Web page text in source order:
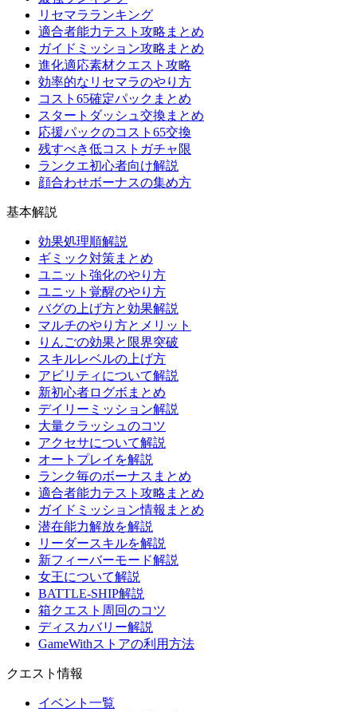
リセマラランキング
適合者能力テスト攻略まとめ
ガイドミッション攻略まとめ
進化適応素材クエスト攻略
効率的なリセマラのやり方
コスト65確定パックまとめ
スタートダッシュ交換まとめ
応援パックのコスト65交換
残すべき低コストガチャ限
ランクエ初心者向け解説
顔合わせボーナスの集め方
基本解説
効果処理順解説
ギミック対策まとめ
ユニット強化のやり方
ユニット覚醒のやり方
バグの上げ方と効果解説
マルチのやり方とメリット
りんごの効果と限界突破
スキルレベルの上げ方
アビリティについて解説
新初心者ログボまとめ
デイリーミッション解説
大量クラッシュのコツ
アクセサについて解説
オートプレイを解説
ランク毎のボーナスまとめ
適合者能力テスト攻略まとめ
ガイドミッション情報まとめ
潜在能力解放を解説
リーダースキルを解説
新フィーバーモード解説
女王について解説
BATTLE-SHIP解説
箱クエスト周回のコツ
ディスカバリー解説
GameWithストアの利用方法
クエスト情報
イベント一覧